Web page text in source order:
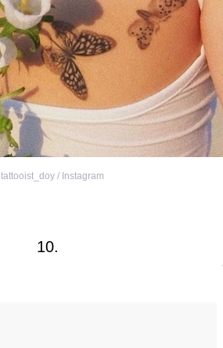
tattooist_doy / Instagram
10.